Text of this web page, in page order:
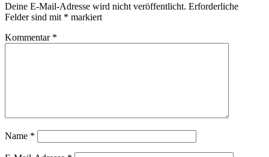
Deine E-Mail-Adresse wird nicht veröffentlicht. Erforderliche
Felder sind mit * markiert
Kommentar *
Name *